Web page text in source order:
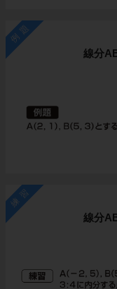
例題
線分
練習
線分